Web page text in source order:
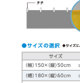
飲食
イベント・
オリジナル
料金一覧
商品について
お客様の声